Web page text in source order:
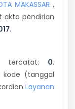
MAKASSAR ,
akta pendirian
.
tercatat: 0.
kode (tanggal
Layanan